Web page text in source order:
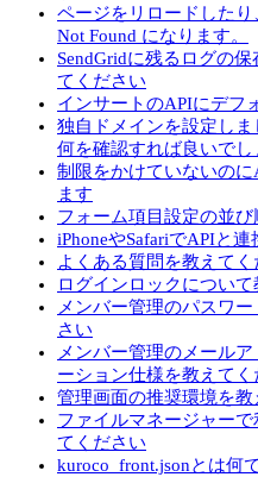
ページをリロードした
Not Found になります。
SendGridに残るログの
てください
インサートのAPIにデフ
独自ドメインを設定しま
何を確認すれば良いでし
制限をかけていないのに
ます
フォーム項目設定の並
iPhoneやSafariでAPIと連
よくある質問を教えてく
ログインロックについて
メンバー管理のパスワ
さい
メンバー管理のメール
ーション仕様を教えてく
管理画面の推奨環境を教
ファイルマネージャー
てください
kuroco_front.jsonとは何